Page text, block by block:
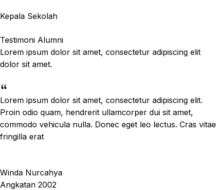
Kepala Sekolah
Testimoni Alumni
Lorem ipsum dolor sit amet, consectetur adipiscing elit
dolor sit amet.
Lorem ipsum dolor sit amet, consectetur adipiscing elit.
Proin odio quam, hendrerit ullamcorper dui sit amet,
commodo vehicula nulla. Donec eget leo lectus. Cras vitae
fringilla erat
Winda Nurcahya
Angkatan 2002